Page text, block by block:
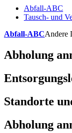
Abfall-ABC
Tausch- und
Abfall-ABCAndere
Abholung
Standorte
Abholung